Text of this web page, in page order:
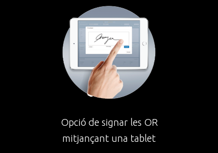
Opció de signar les OR
mitjançant una tablet